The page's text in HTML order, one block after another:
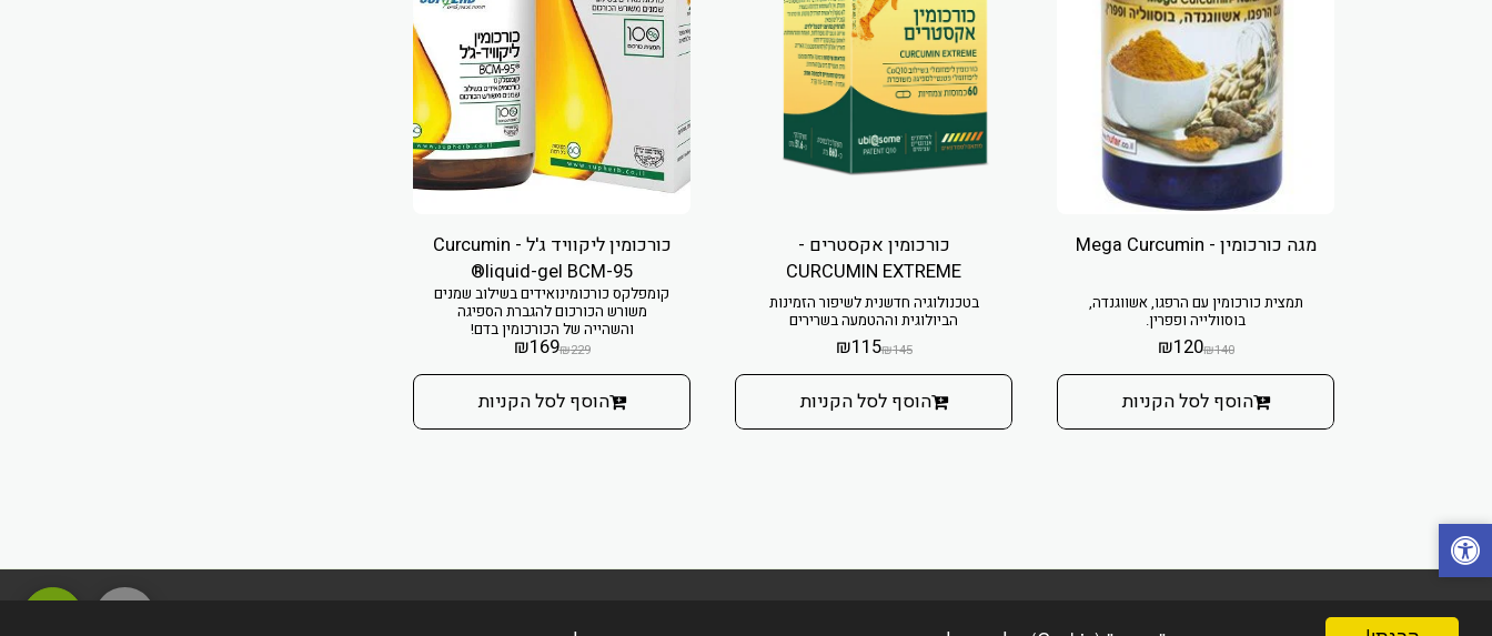
מגה כורכומין - Mega Curcumin
תמצית כורכומין עם הרפגו, אשווגנדה,
בוסוולייה ופפרין.
₪140
₪120
הוסף לסל הקניות
כורכומין אקסטרים -
CURCUMIN EXTREME
בטכנולוגיה חדשנית לשיפור הזמינות
הביולוגית וההטמעה בשרירים
₪145
₪115
הוסף לסל הקניות
כורכומין ליקוויד ג'ל - Curcumin
liquid-gel BCM-95®
קומפלקס כורכומינואידים בשילוב שמנים
משורש הכורכום להגברת הספיגה
והשהייה של הכורכומין בדם!
₪229
₪169
הוסף לסל הקניות
הפינה הטבעית online